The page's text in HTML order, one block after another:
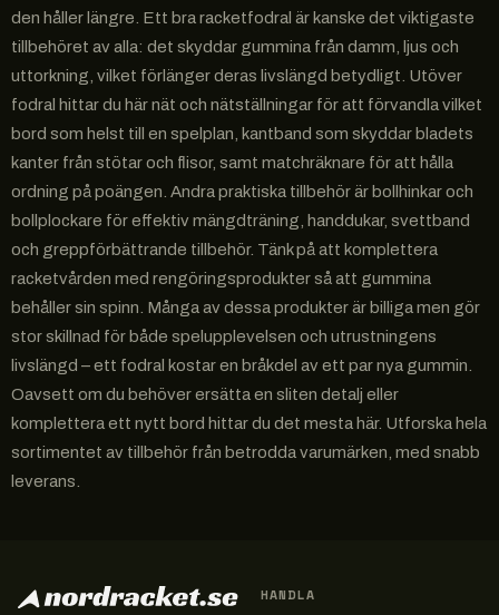
den håller längre. Ett bra racketfodral är kanske det viktigaste
tillbehöret av alla: det skyddar gummina från damm, ljus och
uttorkning, vilket förlänger deras livslängd betydligt. Utöver
fodral hittar du här nät och nätställningar för att förvandla vilket
bord som helst till en spelplan, kantband som skyddar bladets
kanter från stötar och flisor, samt matchräknare för att hålla
ordning på poängen. Andra praktiska tillbehör är bollhinkar och
bollplockare för effektiv mängdträning, handdukar, svettband
och greppförbättrande tillbehör. Tänk på att komplettera
racketvården med rengöringsprodukter så att gummina
behåller sin spinn. Många av dessa produkter är billiga men gör
stor skillnad för både spelupplevelsen och utrustningens
livslängd – ett fodral kostar en bråkdel av ett par nya gummin.
Oavsett om du behöver ersätta en sliten detalj eller
komplettera ett nytt bord hittar du det mesta här. Utforska hela
sortimentet av tillbehör från betrodda varumärken, med snabb
leverans.
HANDLA